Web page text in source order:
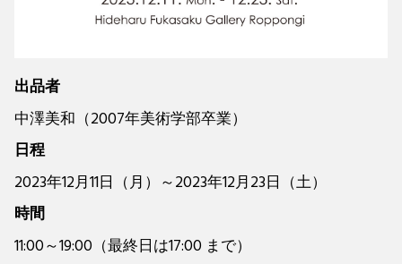
出品者
中澤美和（2007年美術学部卒業）
日程
2023年12月11日（月）～2023年12月23日（土）
時間
11:00～19:00（最終日は17:00 まで）